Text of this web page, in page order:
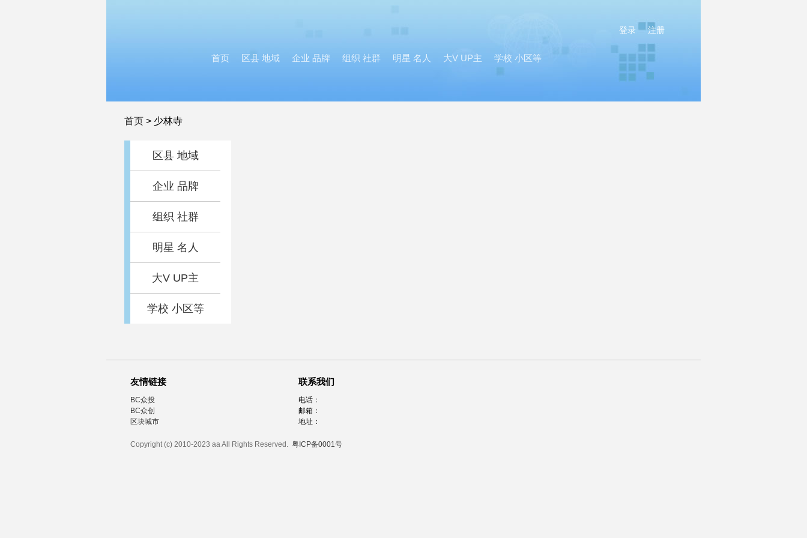
注册
登录
首页 区县 地域 企业 品牌 组织 社群 明星 名人 大V UP主 学校 小区等
首页 > 少林寺
区县 地域
企业 品牌
组织 社群
明星 名人
大V UP主
学校 小区等
友情链接
BC众投
BC众创
区块城市
联系我们
电话：
邮箱：
地址：
Copyright (c) 2010-2023 aa All Rights Reserved. 粤ICP备0001号